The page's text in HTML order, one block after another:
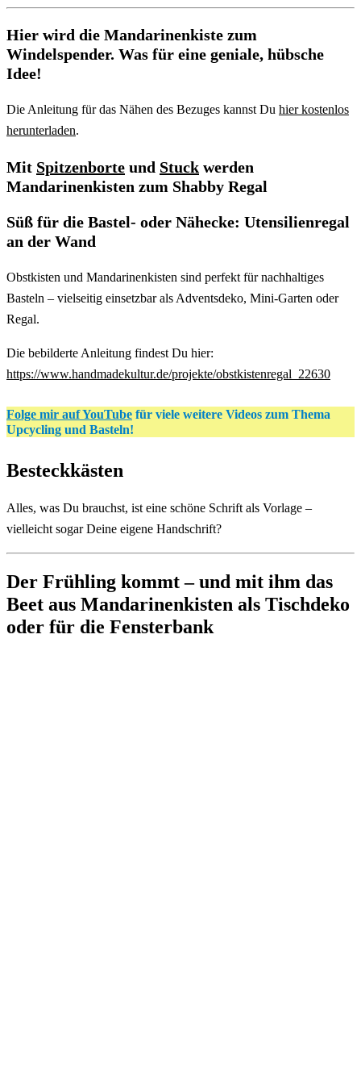
Hier wird die Mandarinenkiste zum
Windelspender. Was für eine geniale, hübsche
Idee!
Die Anleitung für das Nähen des Bezuges kannst Du hier kostenlos
herunterladen.
Mit Spitzenborte und Stuck werden
Mandarinenkisten zum Shabby Regal
Süß für die Bastel- oder Nähecke: Utensilienregal
an der Wand
Obstkisten und Mandarinenkisten sind perfekt für nachhaltiges
Basteln – vielseitig einsetzbar als Adventsdeko, Mini-Garten oder
Regal.
Die bebilderte Anleitung findest Du hier:
https://www.handmadekultur.de/projekte/obstkistenregal_22630
Folge mir auf YouTube für viele weitere Videos zum Thema
Upcycling und Basteln!
Besteckkästen
Alles, was Du brauchst, ist eine schöne Schrift als Vorlage –
vielleicht sogar Deine eigene Handschrift?
Der Frühling kommt – und mit ihm das
Beet aus Mandarinenkisten als Tischdeko
oder für die Fensterbank